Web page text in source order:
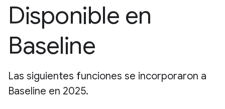
Disponible en
Baseline
Las siguientes funciones se incorporaron a
Baseline en 2025.